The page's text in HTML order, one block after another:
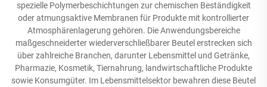
spezielle Polymerbeschichtungen zur chemischen Beständigkeit
oder atmungsaktive Membranen für Produkte mit kontrollierter
Atmosphärenlagerung gehören. Die Anwendungsbereiche
maßgeschneiderter wiederverschließbarer Beutel erstrecken sich
über zahlreiche Branchen, darunter Lebensmittel und Getränke,
Pharmazie, Kosmetik, Tiernahrung, landwirtschaftliche Produkte
sowie Konsumgüter. Im Lebensmittelsektor bewahren diese Beutel